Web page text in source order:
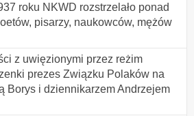
roku NKWD rozstrzelało ponad
pisarzy, naukowców, mężów
z uwięzionymi przez reżim
prezes Związku Polaków na
Borys i dziennikarzem Andrzejem